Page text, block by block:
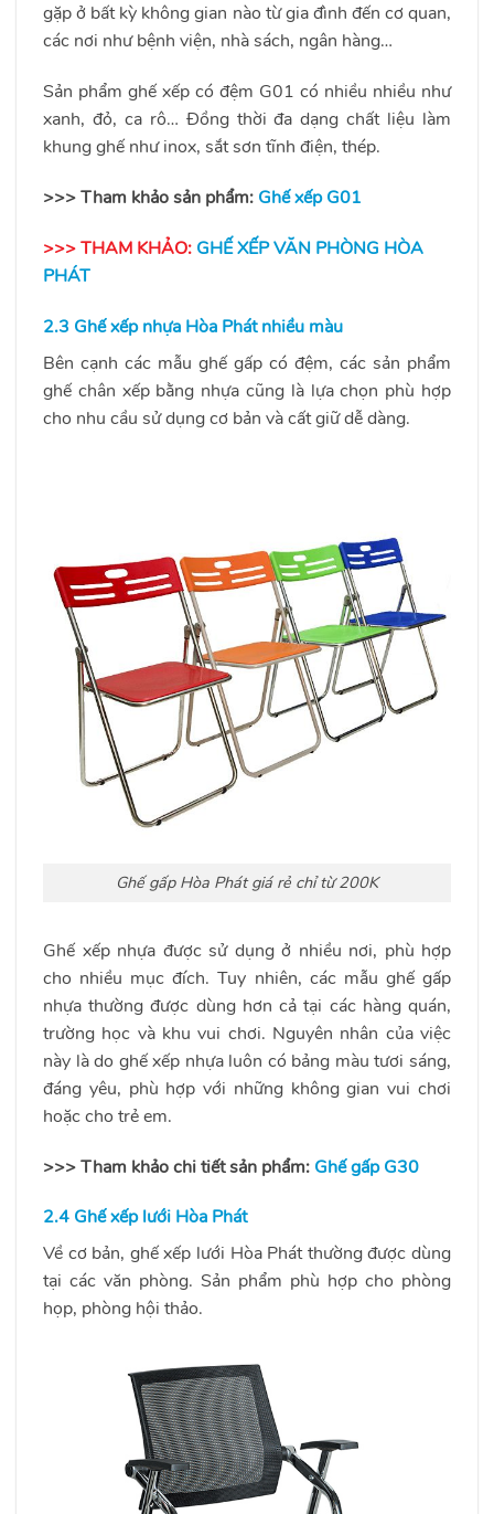
gặp ở bất kỳ không gian nào từ gia đình đến cơ quan,
các nơi như bệnh viện, nhà sách, ngân hàng…
Sản phẩm ghế xếp có đệm G01 có nhiều nhiều như
xanh, đỏ, ca rô… Đồng thời đa dạng chất liệu làm
khung ghế như inox, sắt sơn tĩnh điện, thép.
>>> Tham khảo sản phẩm: Ghế xếp G01
>>> THAM KHẢO: GHẾ XẾP VĂN PHÒNG HÒA
PHÁT
2.3 Ghế xếp nhựa Hòa Phát nhiều màu
Bên cạnh các mẫu ghế gấp có đệm, các sản phẩm
ghế chân xếp bằng nhựa cũng là lựa chọn phù hợp
cho nhu cầu sử dụng cơ bản và cất giữ dễ dàng.
Ghế gấp Hòa Phát giá rẻ chỉ từ 200K
Ghế xếp nhựa được sử dụng ở nhiều nơi, phù hợp
cho nhiều mục đích. Tuy nhiên, các mẫu ghế gấp
nhựa thường được dùng hơn cả tại các hàng quán,
trường học và khu vui chơi. Nguyên nhân của việc
này là do ghế xếp nhựa luôn có bảng màu tươi sáng,
đáng yêu, phù hợp với những không gian vui chơi
hoặc cho trẻ em.
>>> Tham khảo chi tiết sản phẩm: Ghế gấp G30
2.4 Ghế xếp lưới Hòa Phát
Về cơ bản, ghế xếp lưới Hòa Phát thường được dùng
tại các văn phòng. Sản phẩm phù hợp cho phòng
họp, phòng hội thảo.